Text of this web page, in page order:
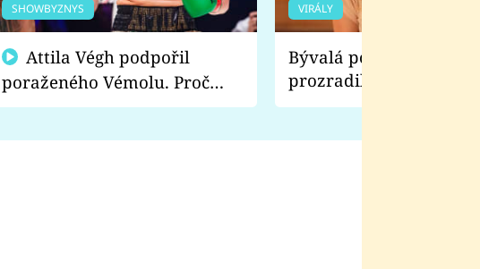
SHOWBYZNYS
poraženého Vémolu. Proč
chce raději zápasit s ním než
VIRÁLY
Bývalá pornoherečka
prozradila, co ji
natáčení Euforie.